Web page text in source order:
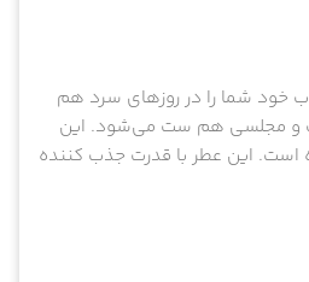
خود شما را در روزهای سرد هم
و مجلسی هم ست می‌شود. این
است. این عطر با قدرت جذب کننده